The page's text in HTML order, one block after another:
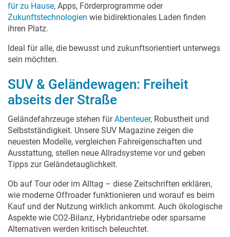
für zu Hause, Apps, Förderprogramme oder
Zukunftstechnologien wie bidirektionales Laden finden
ihren Platz.
Ideal für alle, die bewusst und zukunftsorientiert unterwegs
sein möchten.
SUV & Geländewagen: Freiheit
abseits der Straße
Geländefahrzeuge stehen fürAbenteuer, Robustheit und
Selbstständigkeit. Unsere SUV Magazine zeigen die
neuesten Modelle, vergleichen Fahreigenschaften und
Ausstattung, stellen neue Allradsysteme vor und geben
Tipps zur Geländetauglichkeit.
Ob auf Tour oder im Alltag – diese Zeitschriften erklären,
wie moderne Offroader funktionieren und worauf es beim
Kauf und der Nutzung wirklich ankommt. Auch ökologische
Aspekte wie CO2-Bilanz, Hybridantriebe oder sparsame
Alternativen werden kritisch beleuchtet.